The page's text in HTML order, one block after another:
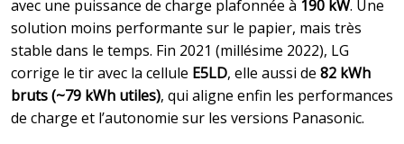
avec une puissance de charge plafonnée à 190 kW. Une
solution moins performante sur le papier, mais très
stable dans le temps. Fin 2021 (millésime 2022), LG
corrige le tir avec la cellule E5LD, elle aussi de 82 kWh
bruts (~79 kWh utiles), qui aligne enfin les performances
de charge et l’autonomie sur les versions Panasonic.